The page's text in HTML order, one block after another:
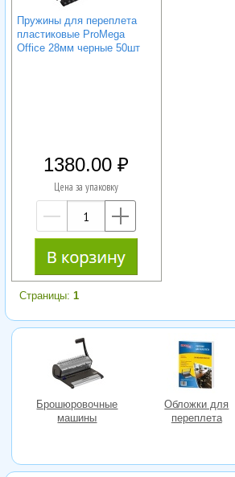
Пружины для переплета
пластиковые ProMega
Office 28мм черные 50шт
1380.00
Цена за упаковку
—
Страницы: 1
Брошюровочные
машины
Обложки для
переплета